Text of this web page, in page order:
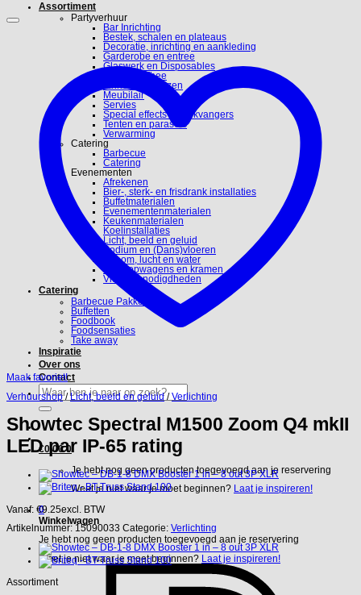
Assortiment
Partyverhuur
Bar Inrichting
Bestek, schalen en plateaus
Decoratie, inrichting en aankleding
Garderobe en entree
Glaswerk en Disposables
Koffie en Thee
Linnen en hoezen
Meubilair
Servies
Special effects en blikvangers
Tenten en parasols
Verwarming
Catering
Barbecue
Catering
Evenementen
Afrekenen
Bier-, sterk- en frisdrank installaties
Buffetmaterialen
Evenementenmaterialen
Keukenmaterialen
Koelinstallaties
Licht, beeld en geluid
Podium en (Dans)vloeren
Stroom, lucht en water
Verkoopwagens en kramen
Video benodigdheden
Catering
Barbecue Pakketten
Buffetten
Foodbook
Foodsensaties
Take away
Inspiratie
Over ons
Contact
Zoeken
naar:
€0.00 0
Je hebt nog geen producten toegevoegd aan je reservering
Weet je niet waar je moet beginnen?
Laat je inspireren!
0
Winkelwagen
Je hebt nog geen producten toegevoegd aan je reservering
Weet je niet waar je moet beginnen?
Laat je inspireren!
Maak favoriet!
Verhuurshop / Licht, beeld en geluid / Verlichting
Showtec Spectral M1500 Zoom Q4 mkII
LED par IP-65 rating
Vanaf: €9.25excl. BTW
Artikelnummer: 15090033 Categorie: Verlichting
Assortiment